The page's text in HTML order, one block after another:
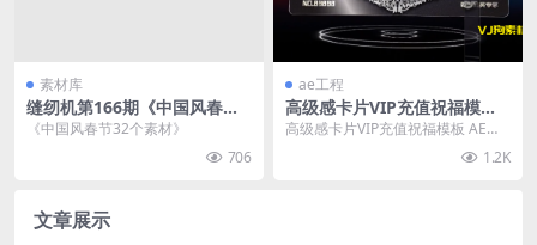
素材库
缝纫机第166期《中国风春节3
2个素材》
《中国风春节32个素材》
706
ae工程
高级感卡片VIP充值祝福模板
AE工程 #MOSHE视觉频道N
高级感卡片VIP充值祝福模板 AE工
1.2K
文章展示